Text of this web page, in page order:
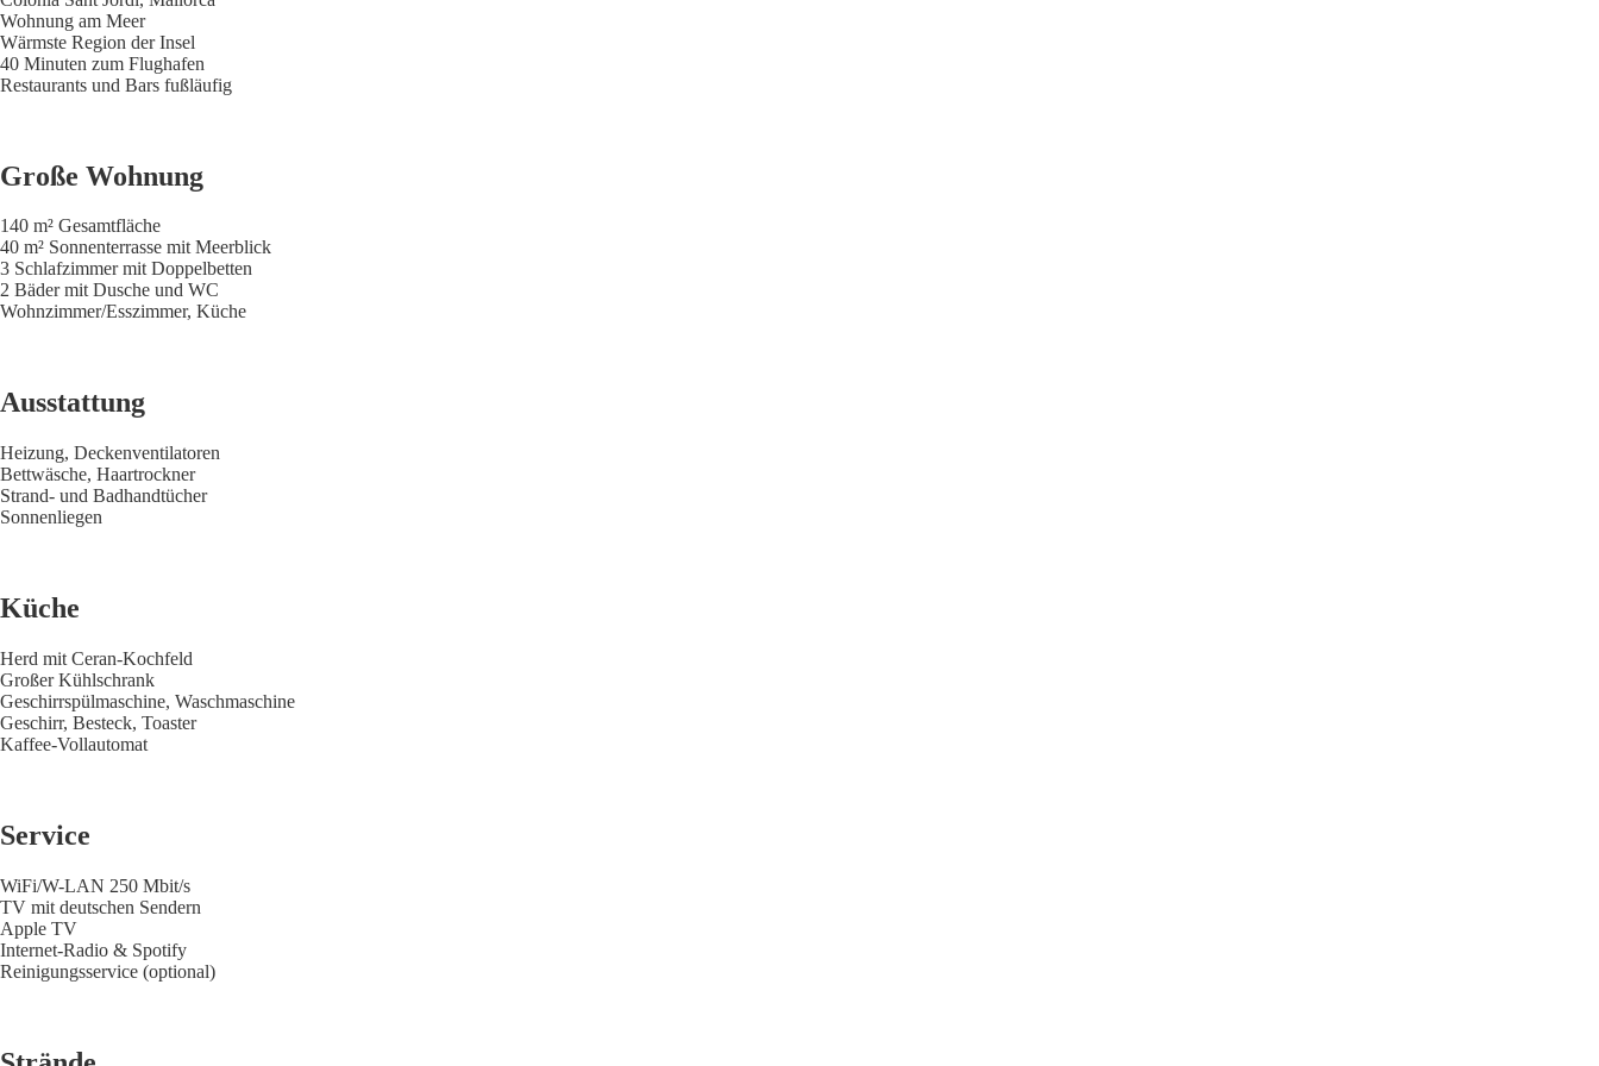
Wohnung am Meer
Wärmste Region der Insel
40 Minuten zum Flughafen
Restaurants und Bars fußläufig
Große Wohnung
140 m² Gesamtfläche
40 m² Sonnenterrasse mit Meerblick
3 Schlafzimmer mit Doppelbetten
2 Bäder mit Dusche und WC
Wohnzimmer/Esszimmer, Küche
Ausstattung
Heizung, Deckenventilatoren
Bettwäsche, Haartrockner
Strand- und Badhandtücher
Sonnenliegen
Küche
Herd mit Ceran-Kochfeld
Großer Kühlschrank
Geschirrspülmaschine, Waschmaschine
Geschirr, Besteck, Toaster
Kaffee-Vollautomat
Service
WiFi/W-LAN 250 Mbit/s
TV mit deutschen Sendern
Apple TV
Internet-Radio & Spotify
Reinigungsservice (optional)